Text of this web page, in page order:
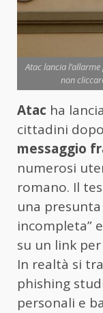
Atac lancia
non
Atac ha
cittadini
messaggio
numerosi
romano. Il
una presunta
incompleta”
su un link
In realtà si
phishing
personali e